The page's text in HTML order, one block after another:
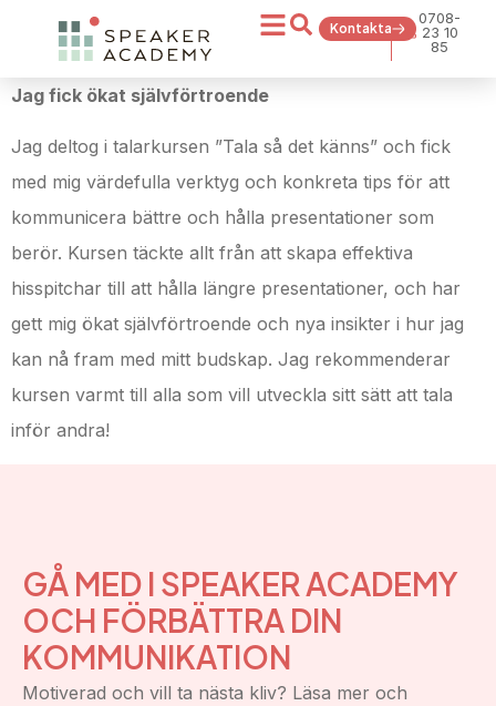
Kontakta
0708-
23 10
85
Jag fick ökat självförtroende
Jag deltog i talarkursen ”Tala så det känns” och fick
med mig värdefulla verktyg och konkreta tips för att
kommunicera bättre och hålla presentationer som
berör. Kursen täckte allt från att skapa effektiva
hisspitchar till att hålla längre presentationer, och har
gett mig ökat självförtroende och nya insikter i hur jag
kan nå fram med mitt budskap. Jag rekommenderar
kursen varmt till alla som vill utveckla sitt sätt att tala
inför andra!
GÅ MED I SPEAKER ACADEMY
OCH FÖRBÄTTRA DIN
KOMMUNIKATION
Motiverad och vill ta nästa kliv? Läsa mer och